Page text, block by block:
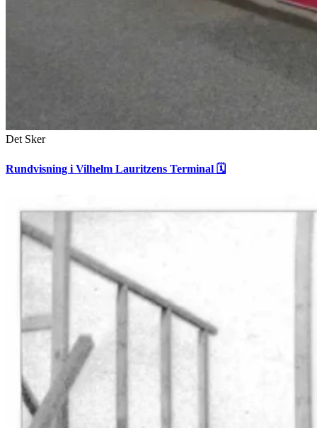
Det Sker
Rundvisning i Vilhelm Lauritzens Terminal 🗓